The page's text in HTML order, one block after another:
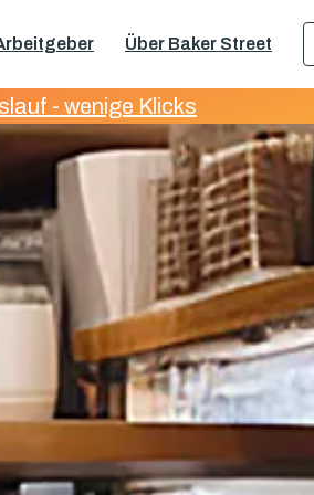
Über Baker Street
- wenige Klicks